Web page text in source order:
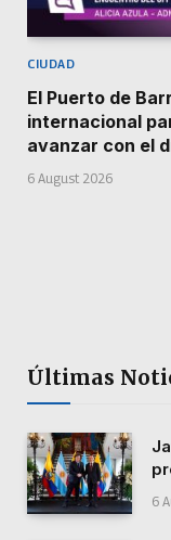
CIUDAD
El Puerto de
internacional
avanzar con el
6 August 2026
Últimas
6